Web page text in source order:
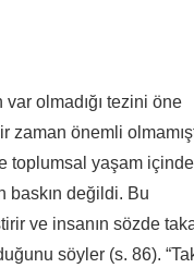
olmadığı tezini öne
önemli
toplumsal yaşam içinde
baskın değildi. Bu
ve insanın sözde
söyler (s. 86).